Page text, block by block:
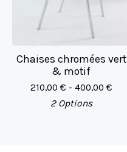
Chaises chromées vert
& motif
210,00 € - 400,00 €
2 Options